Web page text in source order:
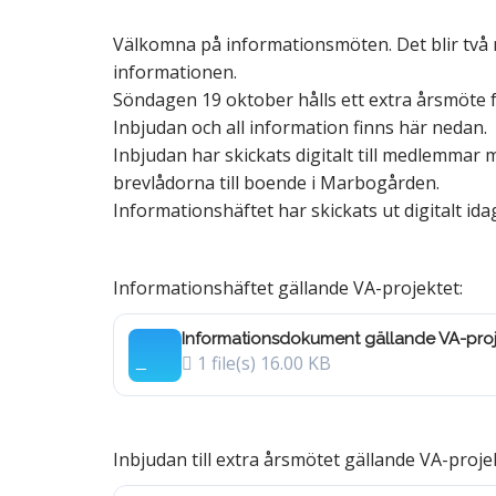
M
a
Välkomna på informationsmöten. Det blir
informationen.
Söndagen 19 oktober hålls ett extra
Inbjudan och all information finns här nedan.
Inbjudan har skickats digitalt till medlemmar
brevlådorna till boende i Marbogården.
Informationshäftet har skickats ut digitalt
Informationshäftet gällande VA-projektet:
Informationsdokument gällande VA-
1 file(s) 16.00 KB
Inbjudan till extra årsmötet gällande VA-